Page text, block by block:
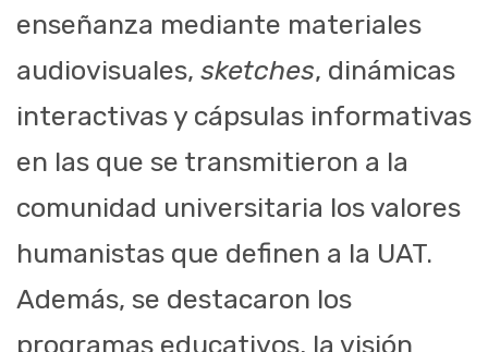
enseñanza mediante materiales
audiovisuales, sketches, dinámicas
interactivas y cápsulas informativas
en las que se transmitieron a la
comunidad universitaria los valores
humanistas que definen a la UAT.
Además, se destacaron los
programas educativos, la visión